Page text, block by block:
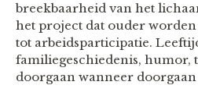
breekbaarheid van het
het project dat ouder
tot arbeidsparticipatie.
familiegeschiedenis, humor,
doorgaan wanneer